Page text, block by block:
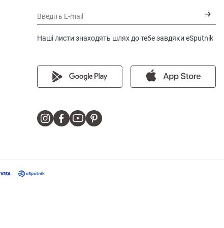
Введіть E-mail
Наші листи знаходять шлях до тебе завдяки eSputnik